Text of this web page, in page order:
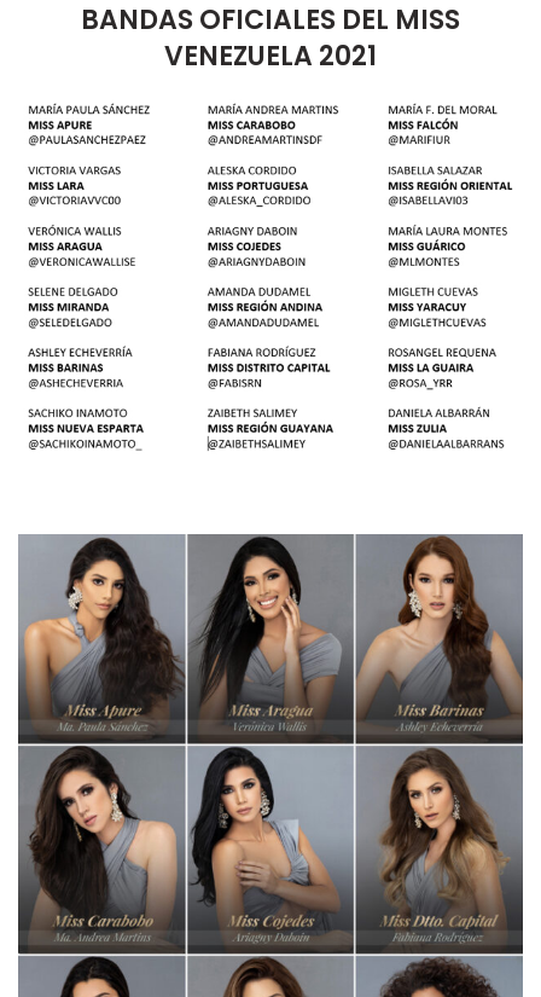
BANDAS OFICIALES DEL MISS
VENEZUELA 2021